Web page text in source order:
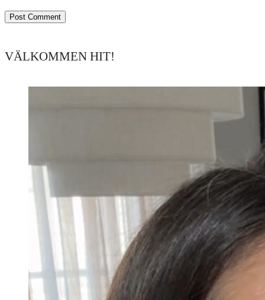
VÄLKOMMEN HIT!